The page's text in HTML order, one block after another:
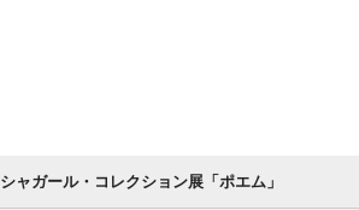
シャガール・コレクション展「ポエム」